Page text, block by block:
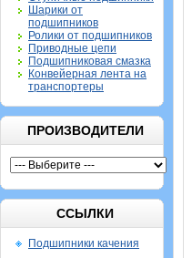
Шарики от
подшипников
Ролики от подшипников
Приводные цепи
Подшипниковая смазка
Конвейерная лента на
транспортеры
ПРОИЗВОДИТЕЛИ
ССЫЛКИ
Подшипники качения